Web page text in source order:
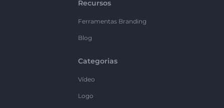
Recursos
Ferramentas Branding
Blog
Categorias
Vídeo
Logo